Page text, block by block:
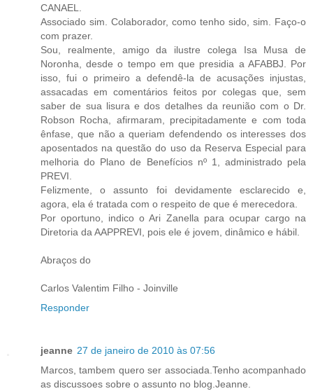
CANAEL.
Associado sim. Colaborador, como tenho sido, sim. Faço-o
com prazer.
Sou, realmente, amigo da ilustre colega Isa Musa de
Noronha, desde o tempo em que presidia a AFABBJ. Por
isso, fui o primeiro a defendê-la de acusações injustas,
assacadas em comentários feitos por colegas que, sem
saber de sua lisura e dos detalhes da reunião com o Dr.
Robson Rocha, afirmaram, precipitadamente e com toda
ênfase, que não a queriam defendendo os interesses dos
aposentados na questão do uso da Reserva Especial para
melhoria do Plano de Benefícios nº 1, administrado pela
PREVI.
Felizmente, o assunto foi devidamente esclarecido e,
agora, ela é tratada com o respeito de que é merecedora.
Por oportuno, indico o Ari Zanella para ocupar cargo na
Diretoria da AAPPREVI, pois ele é jovem, dinâmico e hábil.
Abraços do
Carlos Valentim Filho - Joinville
Responder
jeanne 27 de janeiro de 2010 às 07:56
Marcos, tambem quero ser associada.Tenho acompanhado
as discussoes sobre o assunto no blog.Jeanne.